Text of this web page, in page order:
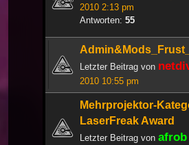
2010 2:13 pm
Antworten: 55
Letzter Beitrag von
2010 10:55 pm
Mehrprojektor-
LaserFreak Award
Letzter Beitrag von afrob